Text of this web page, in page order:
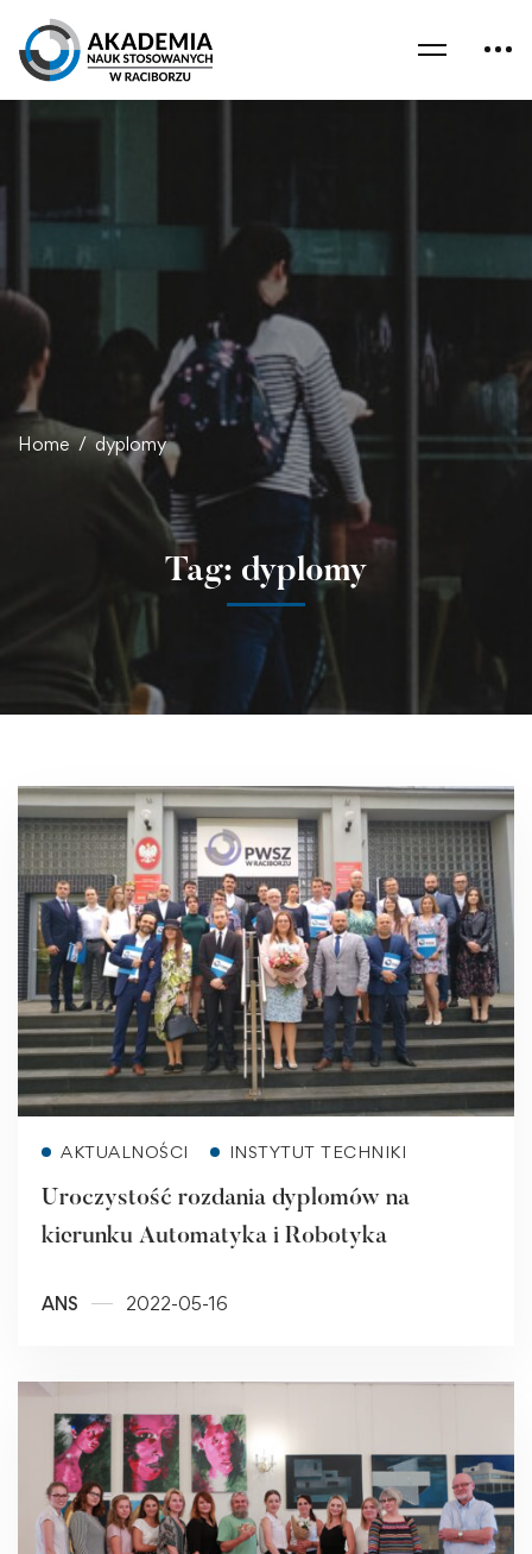
Home dyplomy
Tag: dyplomy
AKTUALNOŚCI INSTYTUT TECHNIKI
Uroczystość rozdania dyplomów na
kierunku Automatyka i Robotyka
ANS 2022-05-16